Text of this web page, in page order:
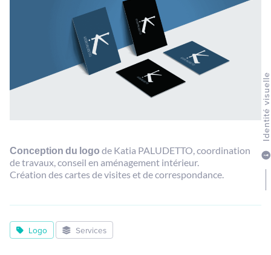
Conception du logo de Katia PALUDETTO, coordination
de travaux, conseil en aménagement intérieur.
Création des cartes de visites et de correspondance.
Logo Services